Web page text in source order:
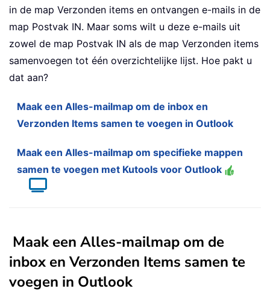
in de map Verzonden items en ontvangen e-mails in de
map Postvak IN. Maar soms wilt u deze e-mails uit
zowel de map Postvak IN als de map Verzonden items
samenvoegen tot één overzichtelijke lijst. Hoe pakt u
dat aan?
Maak een Alles-mailmap om de inbox en
Verzonden Items samen te voegen in Outlook
Maak een Alles-mailmap om specifieke mappen
samen te voegen met Kutools voor Outlook
Maak een Alles-mailmap om de
inbox en Verzonden Items samen te
voegen in Outlook